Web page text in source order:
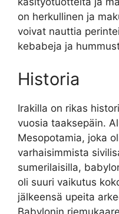
on herkullinen ja
voivat nauttia
kebabeja ja
Historia
Irakilla on rikas
vuosia taaksepäin.
Mesopotamia, joka
varhaisimmista
sumerilaisilla,
oli suuri vaikutus
jälkeensä upeita
Babylonin